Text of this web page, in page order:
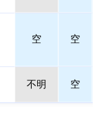
空 空
不明 空